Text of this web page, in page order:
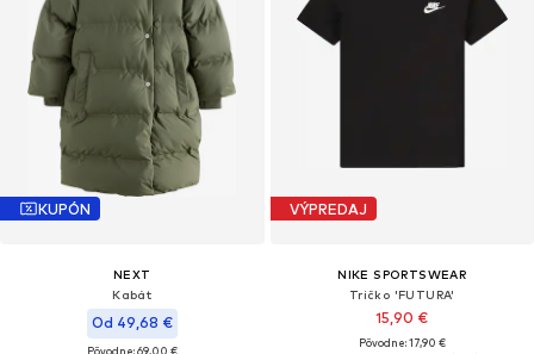
KUPÓN
NEXT
Kabát
Od 49,68 €
VÝPREDAJ
NIKE SPORTSWEAR
Tričko 'FUTURA'
15,90 €
Pôvodne: 17,90 €